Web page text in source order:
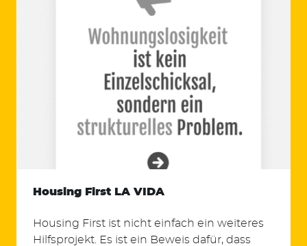
Housing First LA VIDA
Housing First ist nicht einfach ein weiteres
Hilfsprojekt. Es ist ein Beweis dafür, dass